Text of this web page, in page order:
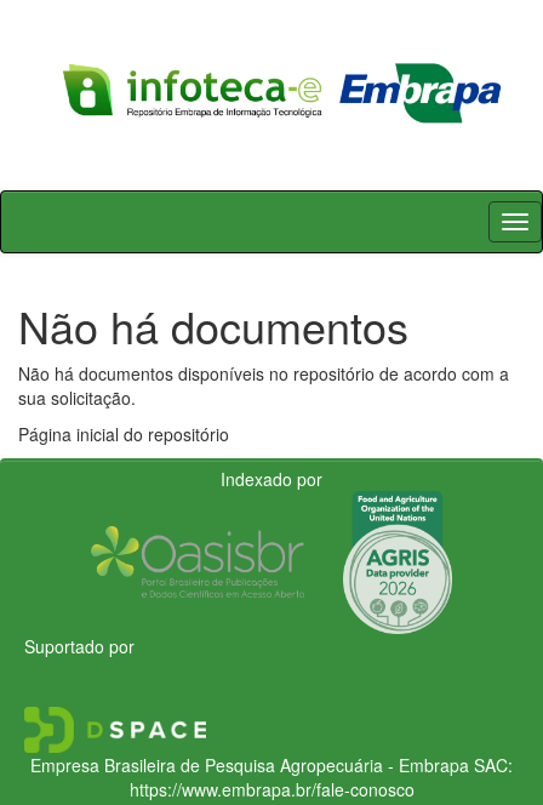
Skip
Não há documentos
Não há documentos disponíveis no repositório de acordo com a
sua solicitação.
Página inicial do repositório
Indexado por
Suportado por
Empresa Brasileira de Pesquisa Agropecuária - Embrapa SAC:
https://www.embrapa.br/fale-conosco